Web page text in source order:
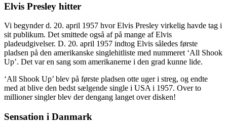
Elvis Presley hitter
Vi begynder d. 20. april 1957 hvor Elvis Presley virkelig havde tag i
sit publikum. Det smittede også af på mange af Elvis
pladeudgivelser. D. 20. april 1957 indtog Elvis således første
pladsen på den amerikanske singlehitliste med nummeret ‘All Shook
Up’. Det var en sang som amerikanerne i den grad kunne lide.
‘All Shook Up’ blev på første pladsen otte uger i streg, og endte
med at blive den bedst sælgende single i USA i 1957. Over to
millioner singler blev der dengang langet over disken!
Sensation i Danmark